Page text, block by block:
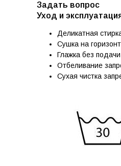
Задать вопрос
Уход и
Деликатная
Сушка на
Глажка без
Отбеливание
Сухая чистка